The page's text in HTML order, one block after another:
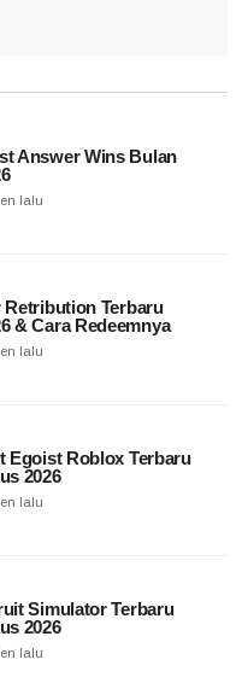
Answer Wins Bulan
lalu
Retribution Terbaru
& Cara Redeemnya
lalu
Egoist Roblox Terbaru
2026
lalu
Simulator Terbaru
2026
lalu